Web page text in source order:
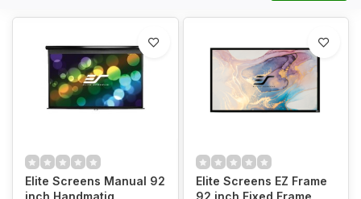
Elite Screens Manual 92
inch Handmatig
Elite Screens EZ Frame
92 inch Fixed Frame